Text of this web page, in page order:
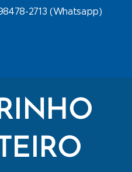
2713 (Whatsapp)